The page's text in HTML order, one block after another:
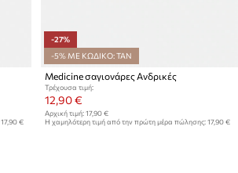
17,90 €
-27%
-5% ΜΕ ΚΩΔΙΚΟ: TAN
Medicine σαγιονάρες Ανδρικές
Τρέχουσα τιμή:
12,90 €
Αρχική τιμή: 17,90 €
Η χαμηλότερη τιμή από την πρώτη μέρα πώλησης: 17,90 €